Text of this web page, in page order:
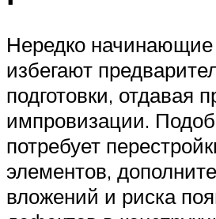
Нередко начинающие
избегают
подготовки, отдавая
импровизации.
потребует
элементов,
вложений и риска